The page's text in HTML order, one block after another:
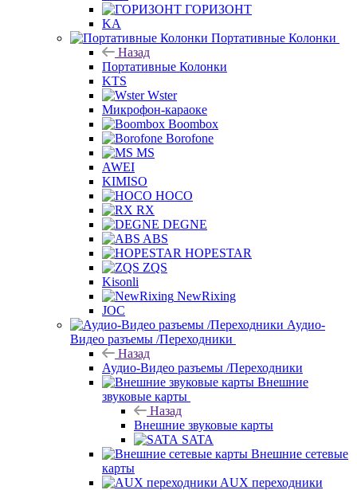
ГОРИЗОНТ
KA
Портативные Колонки
Назад
Портативные Колонки
KTS
Wster
Микрофон-караоке
Boombox
Borofone
MS
AWEI
KIMISO
HOCO
RX
DEGNE
ABS
HOPESTAR
ZQS
Kisonli
NewRixing
JOC
Аудио-
Видео разъемы /Переходники
Назад
Аудио-Видео разъемы /Переходники
Внешние
звуковые карты
Назад
Внешние звуковые карты
SATA
Внешние сетевые
карты
AUX переходники